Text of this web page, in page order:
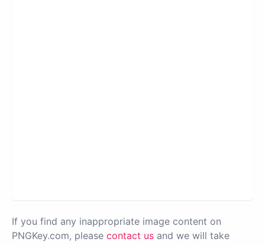
If you find any inappropriate image content on
PNGKey.com, please contact us and we will take